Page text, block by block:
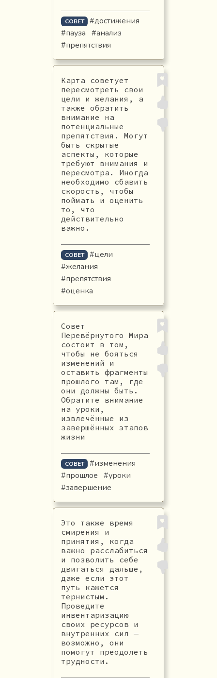
СОВЕТ
#достижения
#пауза #анализ
#препятствия
Карта советует
пересмотреть свои
цели и желания, а
также обратить
внимание на
потенциальные
препятствия. Могут
быть скрытые
аспекты, которые
требуют внимания и
пересмотра. Иногда
необходимо сбавить
скорость, чтобы
поймать и оценить
то, что
действительно
важно.
СОВЕТ
#цели
#желания
#препятствия
#оценка
Совет
Перевёрнутого Мира
состоит в том,
чтобы не бояться
изменений и
оставить фрагменты
прошлого там, где
они должны быть.
Обратите внимание
на уроки,
извлечённые из
завершённых этапов
жизни
СОВЕТ
#изменения
#прошлое #уроки
#завершение
Это также время
смирения и
принятия, когда
важно расслабиться
и позволить себе
двигаться дальше,
даже если этот
путь кажется
тернистым.
Проведите
инвентаризацию
своих ресурсов и
внутренних сил —
возможно, они
помогут преодолеть
трудности.